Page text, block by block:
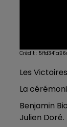
Crédit :
Les
La
Benjamin
Julien Doré.